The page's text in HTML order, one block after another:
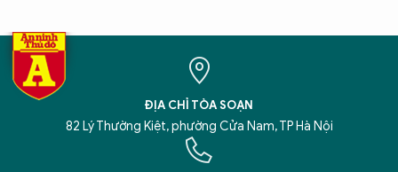
ĐỊA CHỈ TÒA SOẠN
82 Lý Thường Kiệt, phường Cửa Nam, TP Hà Nội